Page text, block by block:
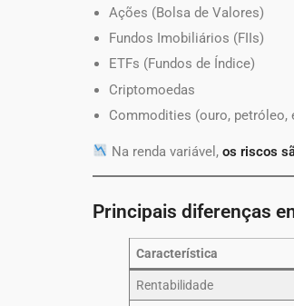
Ações (Bolsa de Valores)
Fundos Imobiliários (FIIs)
ETFs (Fundos de Índice)
Criptomoedas
Commodities (ouro, petróleo,
Na renda variável,os riscos
Principais diferenças
Característica
Rentabilidade